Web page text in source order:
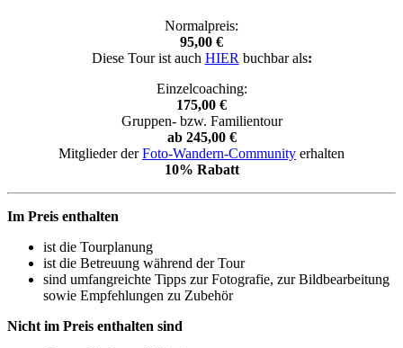
Normalpreis:
95,00 €
Diese Tour ist auch HIER buchbar als:
Einzelcoaching:
175,00 €
Gruppen- bzw. Familientour
ab 245,00 €
Mitglieder derFoto-Wandern-Community erhalten
10% Rabatt
Im Preis enthalten
ist die Tourplanung
ist die Betreuung während der Tour
sind umfangreichte Tipps zur Fotografie, zur Bildbearbeitung
sowie Empfehlungen zu Zubehör
Nicht im Preis enthalten sind